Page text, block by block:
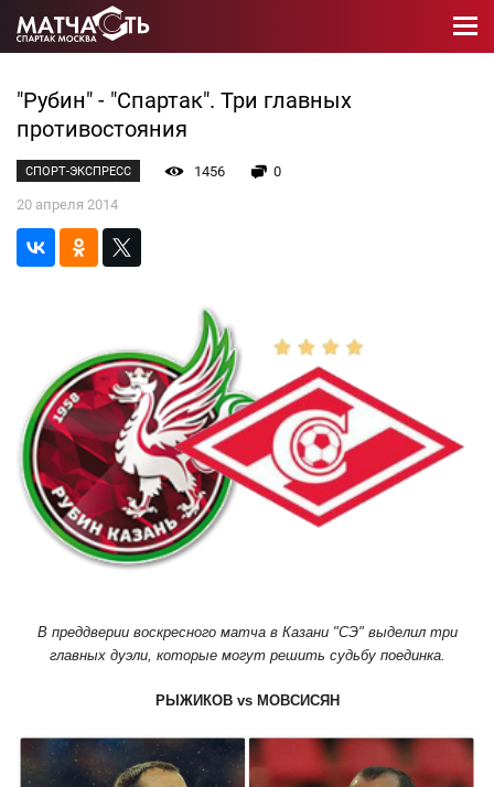
"Рубин" - "Спартак". Три главных
противостояния
СПОРТ-ЭКСПРЕСС 1456
0
20 апреля 2014
В преддверии воскресного матча в Казани "СЭ" выделил три
главных дуэли, которые могут решить судьбу поединка.
РЫЖИКОВ vsМОВСИСЯН